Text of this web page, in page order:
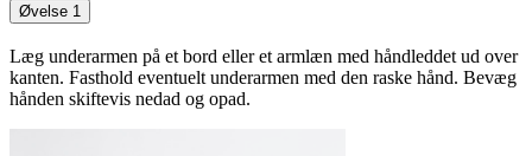
Øvelse 1
Læg underarmen på et bord eller et armlæn med håndleddet ud over
kanten. Fasthold eventuelt underarmen med den raske hånd. Bevæg
hånden skiftevis nedad og opad.